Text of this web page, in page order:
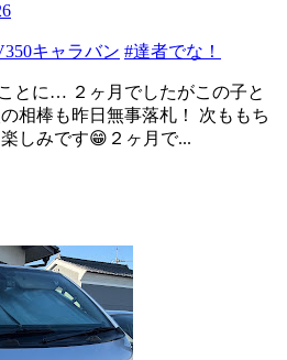
キャラバン #達者でな！
とに… ２ヶ月でしたがこの子と
相棒も昨日無事落札！ 次ももち
しみです😁２ヶ月で...